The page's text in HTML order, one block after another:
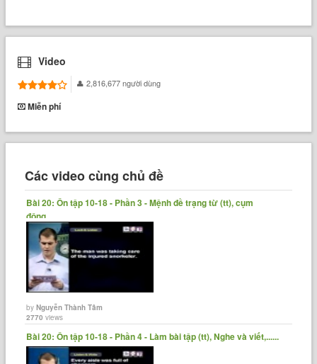
Video
2,816,677 người dùng
Miễn phí
Các video cùng chủ đề
Bài 20: Ôn tập 10-18 - Phần 3 - Mệnh đề trạng từ (tt), cụm
động......
byNguyễn Thành Tâm
2770 views
Bài 20: Ôn tập 10-18 - Phần 4 - Làm bài tập (tt), Nghe và viết,......